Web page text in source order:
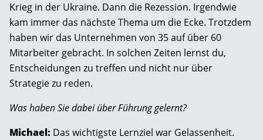
Krieg in der Ukraine. Dann die Rezession. Irgendwie
kam immer das nächste Thema um die Ecke. Trotzdem
haben wir das Unternehmen von 35 auf über 60
Mitarbeiter gebracht. In solchen Zeiten lernst du,
Entscheidungen zu treffen und nicht nur über
Strategie zu reden.
Was haben Sie dabei über Führung gelernt?
Michael: Das wichtigste Lernziel war Gelassenheit.